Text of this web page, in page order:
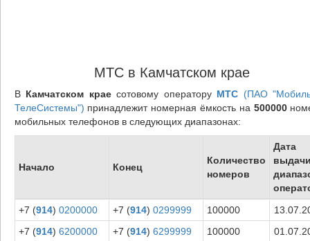
МТС в Камчатском крае
В Камчатском краесотовому оператору МТС (ПАО
ТелеСистемы") принадлежит номерная ёмкость на 500000
мобильных телефонов в следующих диапазонах:
Начало Конец
Количество
номеров
Дата
+7 (914) 0200000 +7 (914) 0299999 100000
+7 (914) 6200000 +7 (914) 6299999 100000